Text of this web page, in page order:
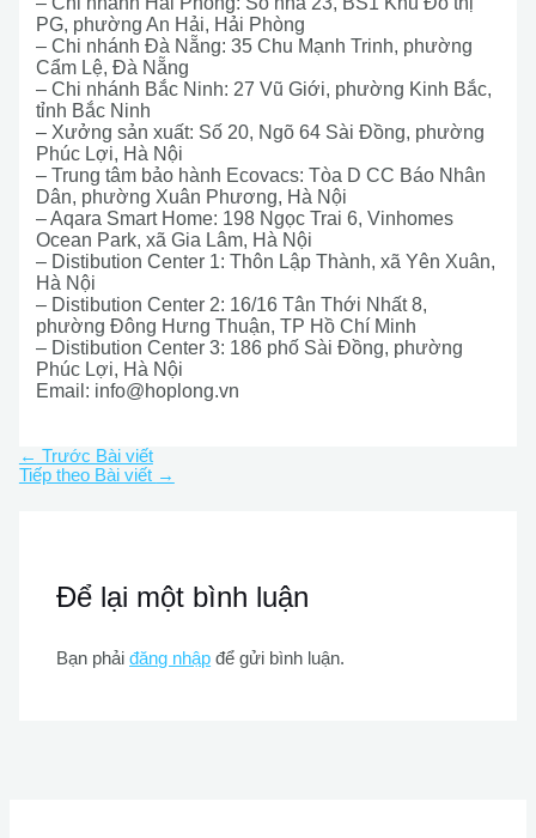
PG, phường An Hải, Hải Phòng
– Chi nhánh Đà Nẵng: 35 Chu Mạnh Trinh, phường
Cẩm Lệ, Đà Nẵng
– Chi nhánh Bắc Ninh: 27 Vũ Giới, phường Kinh Bắc,
tỉnh Bắc Ninh
– Xưởng sản xuất: Số 20, Ngõ 64 Sài Đồng, phường
Phúc Lợi, Hà Nội
– Trung tâm bảo hành Ecovacs: Tòa D CC Báo Nhân
Dân, phường Xuân Phương, Hà Nội
– Aqara Smart Home: 198 Ngọc Trai 6, Vinhomes
Ocean Park, xã Gia Lâm, Hà Nội
– Distibution Center 1: Thôn Lập Thành, xã Yên Xuân,
Hà Nội
– Distibution Center 2: 16/16 Tân Thới Nhất 8,
phường Đông Hưng Thuận, TP Hồ Chí Minh
– Distibution Center 3: 186 phố Sài Đồng, phường
Phúc Lợi, Hà Nội
Email: info@hoplong.vn
← Trước Bài viết
Tiếp theo Bài viết →
Để lại một bình luận
Bạn phảiđăng nhập để gửi bình luận.